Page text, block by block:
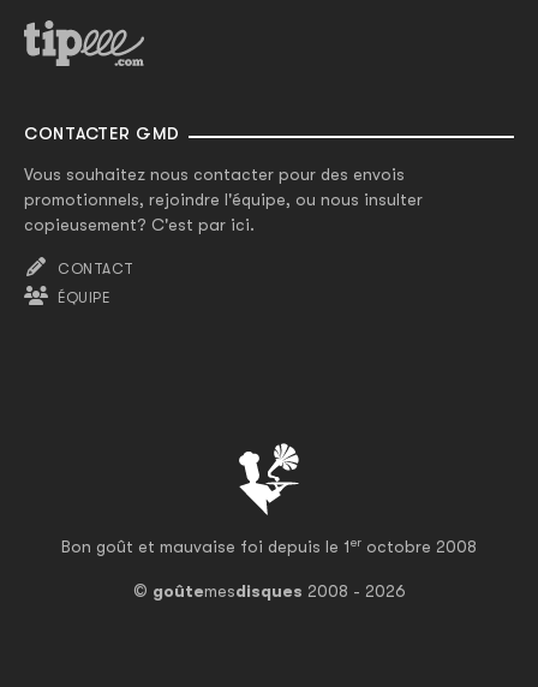
Bon goût et mauvaise foi depuis le 1er octobre 2008
© goûtemesdisques 2008 - 2026
CONTACTER GMD
Vous souhaitez nous contacter pour des envois
promotionnels, rejoindre l'équipe, ou nous insulter
copieusement? C'est par ici.
CONTACT
ÉQUIPE